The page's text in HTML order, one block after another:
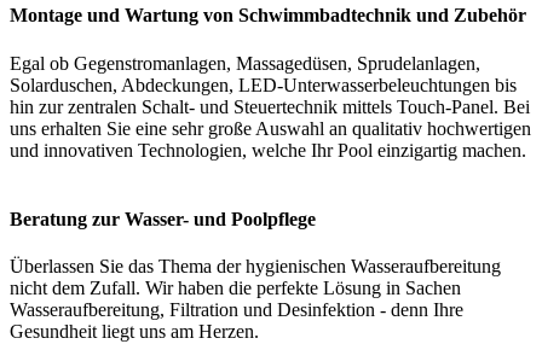
Montage und Wartung von Schwimmbadtechnik und Zubehör
Egal ob Gegenstromanlagen, Massagedüsen, Sprudelanlagen,
Solarduschen, Abdeckungen, LED-Unterwasserbeleuchtungen bis
hin zur zentralen Schalt- und Steuertechnik mittels Touch-Panel. Bei
uns erhalten Sie eine sehr große Auswahl an qualitativ hochwertigen
und innovativen Technologien, welche Ihr Pool einzigartig machen.
Beratung zur Wasser- und Poolpflege
Überlassen Sie das Thema der hygienischen Wasseraufbereitung
nicht dem Zufall. Wir haben die perfekte Lösung in Sachen
Wasseraufbereitung, Filtration und Desinfektion - denn Ihre
Gesundheit liegt uns am Herzen.